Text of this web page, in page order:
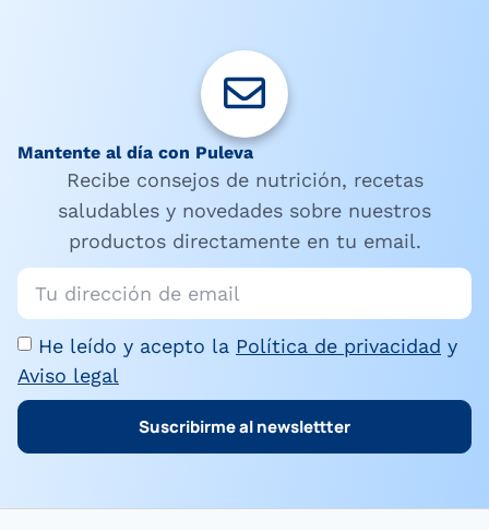
Mantente al día con Puleva
Recibe consejos de nutrición, recetas
saludables y novedades sobre nuestros
productos directamente en tu email.
He leído y acepto la Política de privacidad y
Aviso legal
Suscribirme al newslettter